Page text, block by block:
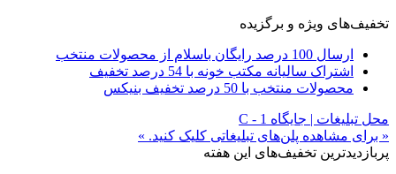
تخفیف‌های ویژه و برگزیده
ارسال 100 درصد رایگان باسلام از محصولات منتخب
اشتراک سالیانه مکتب خونه با 54 درصد تخفیف
محصولات منتخب با 50 درصد تخفیف بنیکس
محل تبلیغات | جایگاه C - 1
« برای مشاهده پلن‌های تبلیغاتی کلیک کنید. »
پربازدیدترین تخفیف‌های این هفته